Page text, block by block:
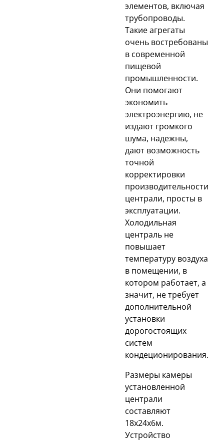
элементов, включая
трубопроводы.
Такие агрегаты
очень востребованы
в современной
пищевой
промышленности.
Они помогают
экономить
электроэнергию, не
издают громкого
шума, надежны,
дают возможность
точной
корректировки
производительности
централи, просты в
эксплуатации.
Холодильная
централь не
повышает
температуру воздуха
в помещении, в
котором работает, а
значит, не требует
дополнительной
установки
дорогостоящих
систем
кондеционирования.
Размеры камеры
установленной
централи
составляют
18х24х6м.
Устройство